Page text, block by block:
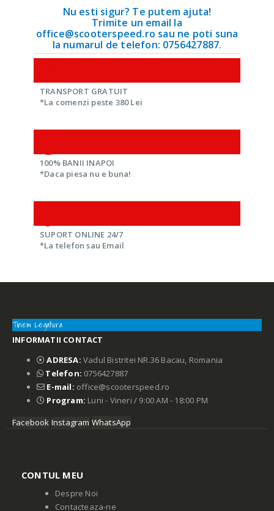
Nu esti sigur? Te putem ajuta!
Trimite un email la
office@scooterspeed.ro sau ne poti suna
la numarul de telefon: 0756427887.
TRANSPORT GRATUIT
*La comenzi peste 380 Lei
100% BANII INAPOI
*Daca piesa nu e buna!
SUPORT ONLINE 24/7
*La telefon sau Email
Tinem Legatura
INFORMATII CONTACT
ADRESA: Vadul Bistritei NR.36 Bacau, Romania
Telefon: 0756427887
E-mail: office@scooterspeed.ro
Program: Luni - Vineri / 9:00 AM - 18:00 PM
Facebook Instagram WhatsApp
CONTUL MEU
Despre Noi
Contacteaza-ne